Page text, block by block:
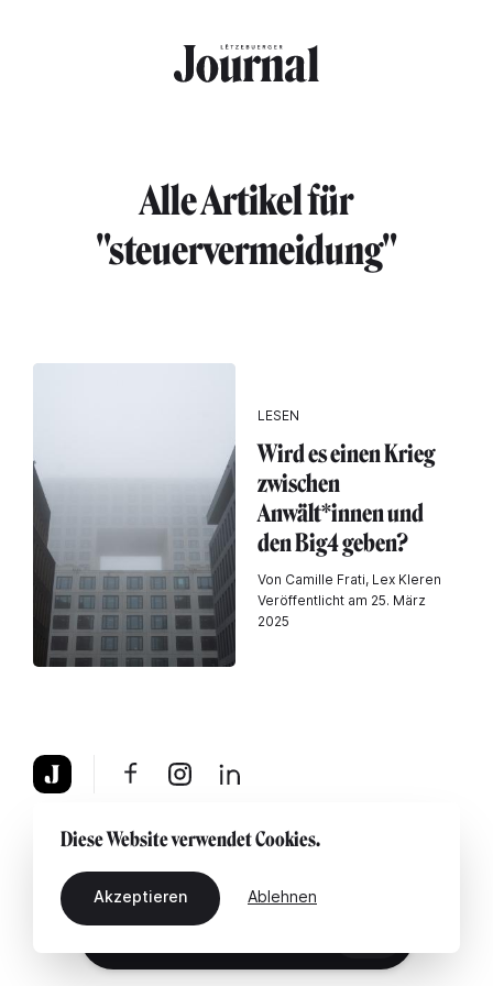
Alle Artikel für
"steuervermeidung"
LESEN
Wird es einen Krieg
zwischen
Anwält*innen und
den Big4 geben?
Von Camille Frati, Lex Kleren
Veröffentlicht am 25. März
2025
Über uns Rechtshinweis Kontaktiere uns
Diese Website verwendet Cookies.
Akzeptieren Ablehnen